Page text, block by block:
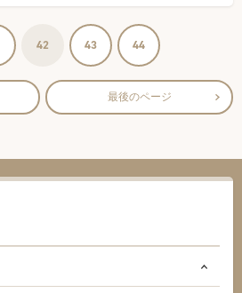
42 43 44
最後のページ